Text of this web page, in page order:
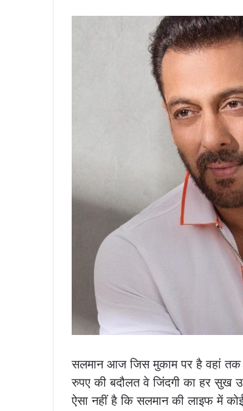
सलमान आज जिस मुकाम पर है वहां तक
रुपए की बदौलत वे जिंदगी का हर सुख
ऐसा नहीं है कि सलमान की लाइफ में